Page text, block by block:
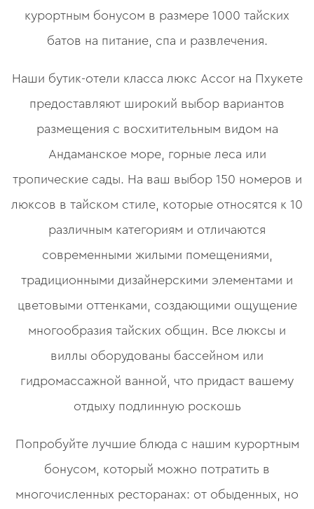
курортным бонусом в размере 1000 тайских
батов на питание, спа и развлечения.
Наши бутик-отели класса люкс Accor на Пхукете
предоставляют широкий выбор вариантов
размещения с восхитительным видом на
Андаманское море, горные леса или
тропические сады. На ваш выбор 150 номеров и
люксов в тайском стиле, которые относятся к 10
различным категориям и отличаются
современными жилыми помещениями,
традиционными дизайнерскими элементами и
цветовыми оттенками, создающими ощущение
многообразия тайских общин. Все люксы и
виллы оборудованы бассейном или
гидромассажной ванной, что придаст вашему
отдыху подлинную роскошь
Попробуйте лучшие блюда с нашим курортным
бонусом, который можно потратить в
многочисленных ресторанах: от обыденных, но